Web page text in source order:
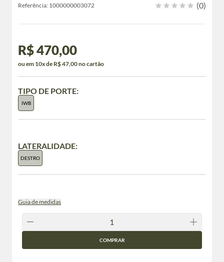
Referência: 1000000003072 (0)
R$ 470,00
ou em 10x de R$ 47,00 no cartão
TIPO DE PORTE:
IWB
LATERALIDADE:
DESTRO
Guia de medidas
COMPRAR